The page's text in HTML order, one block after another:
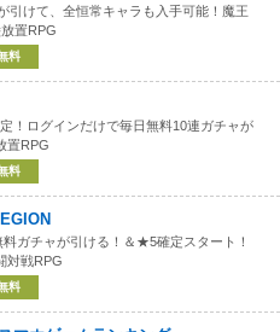
引けて、全恒常キャラも入手可能！魔王
置RPG
料
！ログインだけで毎日無料10連ガチャが
置RPG
料
ガチャが引ける！＆★5確定スタート！
対戦RPG
料